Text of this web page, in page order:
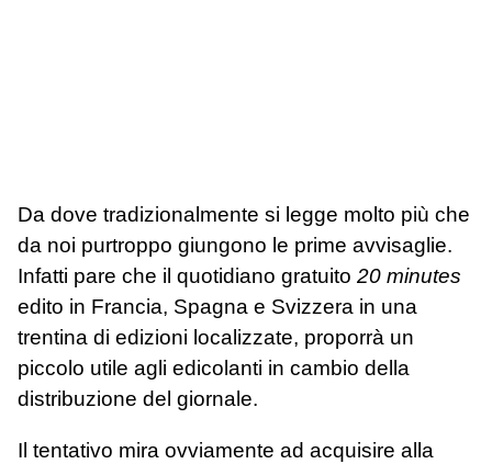
Da dove tradizionalmente si legge molto più che
da noi purtroppo giungono le prime avvisaglie.
Infatti pare che il quotidiano gratuito 20 minutes
edito in Francia, Spagna e Svizzera in una
trentina di edizioni localizzate, proporrà un
piccolo utile agli edicolanti in cambio della
distribuzione del giornale.
Il tentativo mira ovviamente ad acquisire alla